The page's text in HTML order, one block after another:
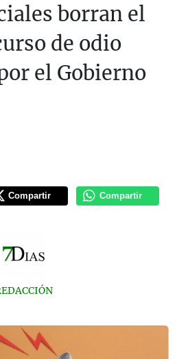
borran el
de odio
el Gobierno
Compartir Compartir